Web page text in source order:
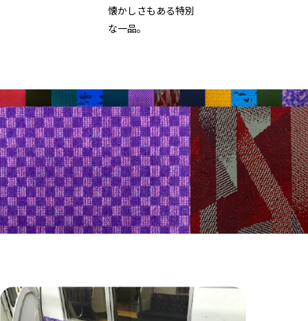
懐かしさもある特別
な一品。